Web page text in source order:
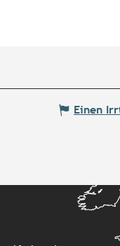
Einen